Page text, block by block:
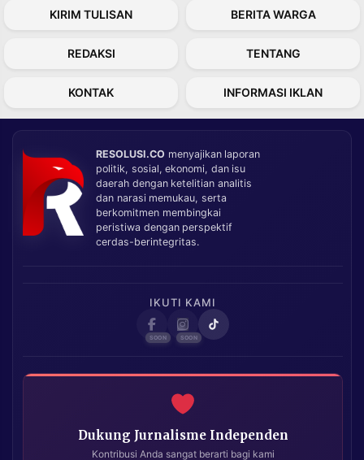
KIRIM TULISAN BERITA WARGA
REDAKSI TENTANG
KONTAK INFORMASI IKLAN
RESOLUSI.CO menyajikan laporan
politik, sosial, ekonomi, dan isu
daerah dengan ketelitian analitis
dan narasi memukau, serta
berkomitmen membingkai
peristiwa dengan perspektif
cerdas-berintegritas.
IKUTI KAMI
Dukung Jurnalisme Independen
Kontribusi Anda sangat berarti bagi kami